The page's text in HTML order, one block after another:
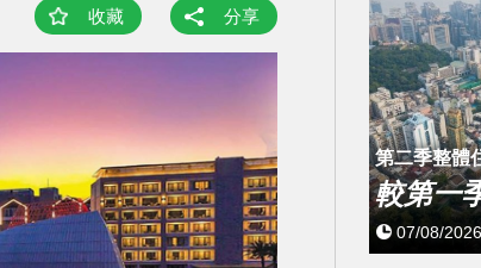
收藏 分享
第二季整體
較第一
07/08/2026